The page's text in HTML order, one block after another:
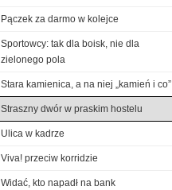
Pączek za darmo w kolejce
Sportowcy: tak dla boisk, nie dla
zielonego pola
Stara kamienica, a na niej „kamień i co”
Straszny dwór w praskim hostelu
Ulica w kadrze
Viva! przeciw korridzie
Widać, kto napadł na bank